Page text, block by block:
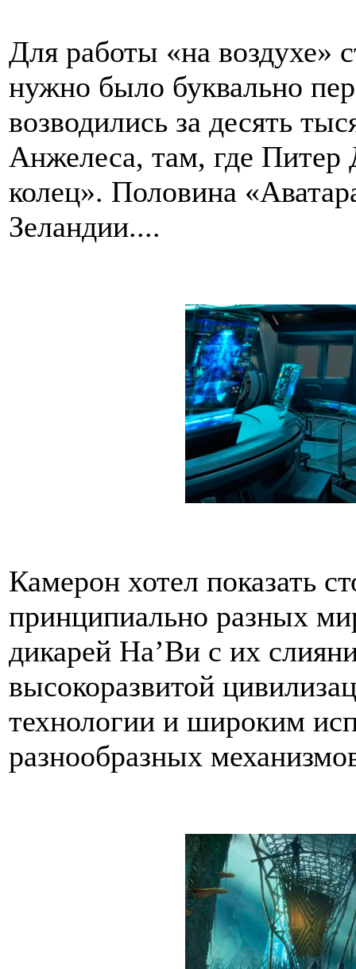
Для работы «на воздухе»
нужно было буквально
возводились за десять
Анжелеса, там, где Питер
колец». Половина
Зеландии....
Камерон хотел показать
принципиально разных
дикарей На’Ви с их
высокоразвитой
технологии и широким
разнообразных